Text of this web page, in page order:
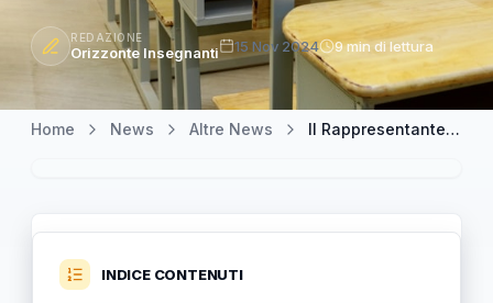
REDAZIONE
Orizzonte Insegnanti 15 Nov 2024 9 min di lettura
Home News Altre News Il Rappresentante di Classe: Un Intermediario Strategico nell'Ambiente Scolastico
INDICE CONTENUTI